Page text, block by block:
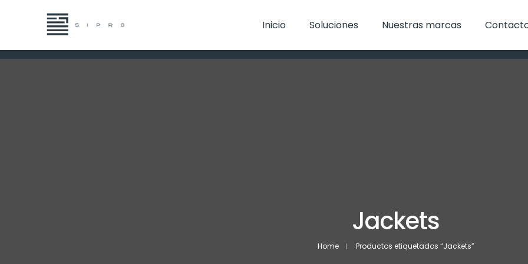
Inicio Soluciones Nuestras marcas
Jackets
Home Productos etiquetados “Jackets”